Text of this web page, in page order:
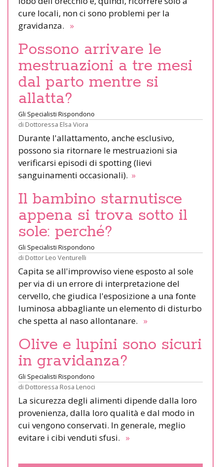
cure locali, non ci sono problemi per la
gravidanza. »
Possono arrivare le
mestruazioni a tre mesi
dal parto mentre si
allatta?
Gli Specialisti Rispondono
di Dottoressa Elsa Viora
Durante l'allattamento, anche esclusivo,
possono sia ritornare le mestruazioni sia
verificarsi episodi di spotting (lievi
sanguinamenti occasionali). »
Il bambino starnutisce
appena si trova sotto il
sole: perché?
Gli Specialisti Rispondono
di Dottor Leo Venturelli
Capita se all'improvviso viene esposto al sole
per via di un errore di interpretazione del
cervello, che giudica l'esposizione a una fonte
luminosa abbagliante un elemento di disturbo
che spetta al naso allontanare. »
Olive e lupini sono sicuri
in gravidanza?
Gli Specialisti Rispondono
di Dottoressa Rosa Lenoci
La sicurezza degli alimenti dipende dalla loro
provenienza, dalla loro qualità e dal modo in
cui vengono conservati. In generale, meglio
evitare i cibi venduti sfusi. »